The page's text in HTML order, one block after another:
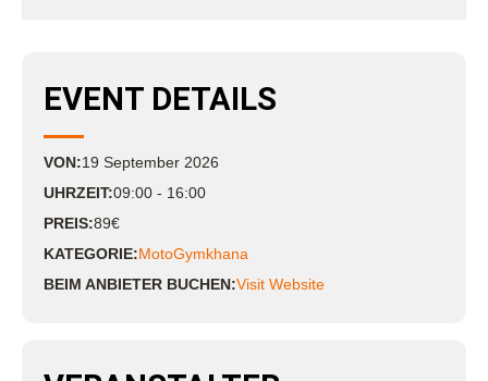
EVENT DETAILS
VON:19 September 2026
UHRZEIT:09:00 - 16:00
PREIS:89€
KATEGORIE:MotoGymkhana
BEIM ANBIETER BUCHEN:Visit Website